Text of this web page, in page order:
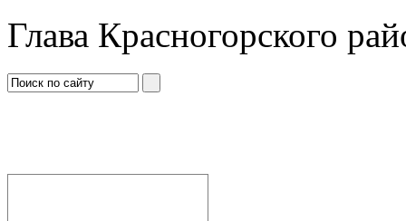
Глава Красногорского